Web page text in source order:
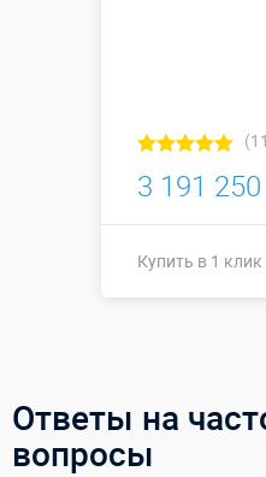
3 191
Купить в 1 клик
Ответы на
вопросы